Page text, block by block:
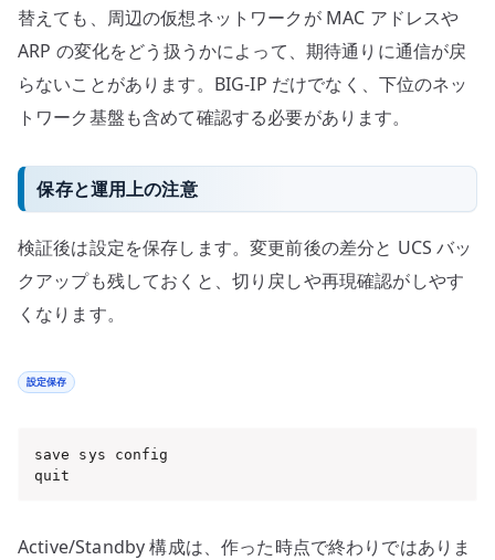
替えても、周辺の仮想ネットワークが MAC アドレスや
ARP の変化をどう扱うかによって、期待通りに通信が戻
らないことがあります。BIG-IP だけでなく、下位のネッ
トワーク基盤も含めて確認する必要があります。
保存と運用上の注意
検証後は設定を保存します。変更前後の差分と UCS バッ
クアップも残しておくと、切り戻しや再現確認がしやす
くなります。
設定保存
save sys config
quit
Active/Standby 構成は、作った時点で終わりではありま